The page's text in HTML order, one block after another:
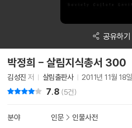
공유하기
박정희 - 살림지식총서 300
김성진 저 살림출판사 2011년 11월 18일
7.8 (5건)
분야 인문 > 인물사전